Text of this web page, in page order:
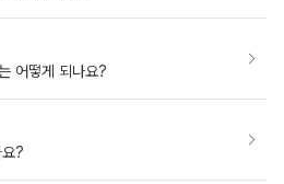
어떻게 되나요?
?